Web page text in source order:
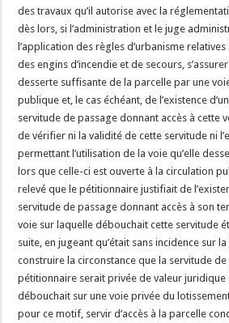
des travaux qu’il autorise avec la
dès lors, si l’administration et le juge
l’application des règles d’urbanisme relatives
des engins d’incendie et de secours,
desserte suffisante de la parcelle par une
publique et, le cas échéant, de l’existence
servitude de passage donnant accès à cette
de vérifier ni la validité de cette servitude ni
permettant l’utilisation de la voie qu’elle
lors que celle-ci est ouverte à la circulation
relevé que le pétitionnaire justifiait de
servitude de passage donnant accès à son
voie sur laquelle débouchait cette servitude
suite, en jugeant qu’était sans incidence sur
construire la circonstance que la servitude
pétitionnaire serait privée de valeur juridique
débouchait sur une voie privée du
pour ce motif, servir d’accès à la parcelle